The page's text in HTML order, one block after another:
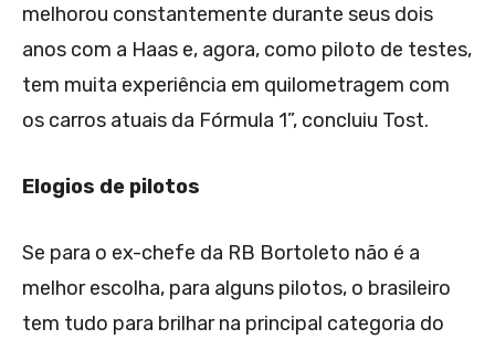
melhorou constantemente durante seus dois
anos com a Haas e, agora, como piloto de testes,
tem muita experiência em quilometragem com
os carros atuais da Fórmula 1”, concluiu Tost.
Elogios de pilotos
Se para o ex-chefe da RB Bortoleto não é a
melhor escolha, para alguns pilotos, o brasileiro
tem tudo para brilhar na principal categoria do